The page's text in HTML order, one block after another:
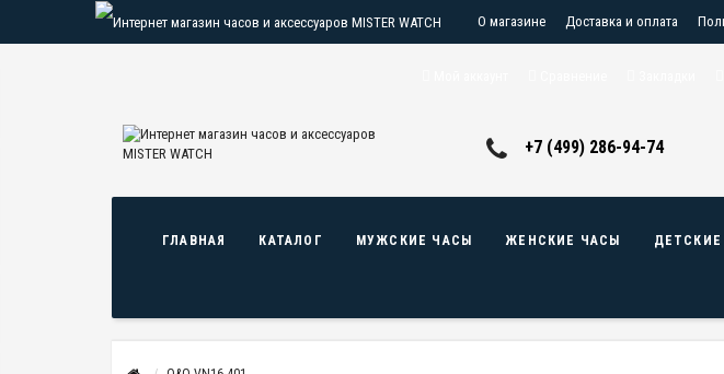
О магазине Доставка и оплата
+7 (499) 286-94-74
ГЛАВНАЯ КАТАЛОГ МУЖСКИЕ ЧАСЫ ЖЕНСКИЕ ЧАСЫ